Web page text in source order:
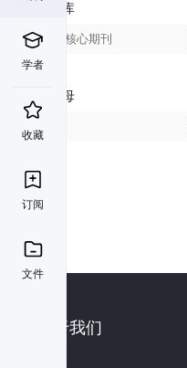
学者
收藏
订阅
文件
数据库
北大核心期刊
首字母
关于我们